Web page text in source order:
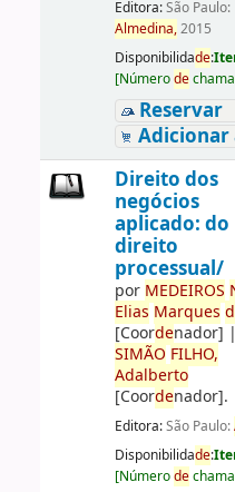
Editora:São Paulo:
Almedina,2015
Disponibilidade:
[Númerode
Reservar
Adicionar
Direito dos
negócios
aplicado: do
direito
processual/
por MEDEIROS
Elias Marques
[Coordenador] |
SIMÃO FILHO,
Adalberto
[Coordenador].
Editora:São Paulo:
Disponibilidade:
[Númerode